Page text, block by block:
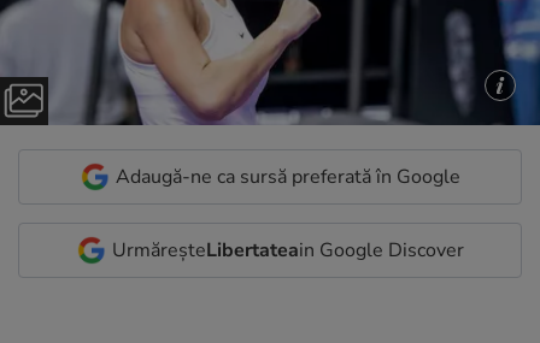
Adaugă-ne ca sursă preferată în Google
UrmăreșteLibertateain Google Discover